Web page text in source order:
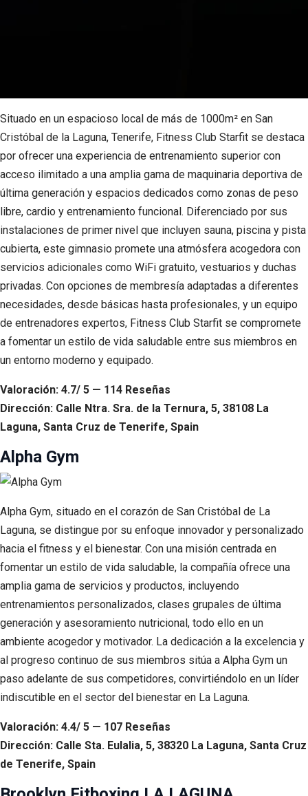
Situado en un espacioso local de más de 1000m² en San
Cristóbal de la Laguna, Tenerife, Fitness Club Starfit se destaca
por ofrecer una experiencia de entrenamiento superior con
acceso ilimitado a una amplia gama de maquinaria deportiva de
última generación y espacios dedicados como zonas de peso
libre, cardio y entrenamiento funcional. Diferenciado por sus
instalaciones de primer nivel que incluyen sauna, piscina y pista
cubierta, este gimnasio promete una atmósfera acogedora con
servicios adicionales como WiFi gratuito, vestuarios y duchas
privadas. Con opciones de membresía adaptadas a diferentes
necesidades, desde básicas hasta profesionales, y un equipo
de entrenadores expertos, Fitness Club Starfit se compromete
a fomentar un estilo de vida saludable entre sus miembros en
un entorno moderno y equipado.
Valoración: 4.7/ 5 — 114 Reseñas
Dirección: Calle Ntra. Sra. de la Ternura, 5, 38108 La
Laguna, Santa Cruz de Tenerife, Spain
Alpha Gym
Alpha Gym, situado en el corazón de San Cristóbal de La
Laguna, se distingue por su enfoque innovador y personalizado
hacia el fitness y el bienestar. Con una misión centrada en
fomentar un estilo de vida saludable, la compañía ofrece una
amplia gama de servicios y productos, incluyendo
entrenamientos personalizados, clases grupales de última
generación y asesoramiento nutricional, todo ello en un
ambiente acogedor y motivador. La dedicación a la excelencia y
al progreso continuo de sus miembros sitúa a Alpha Gym un
paso adelante de sus competidores, convirtiéndolo en un líder
indiscutible en el sector del bienestar en La Laguna.
Valoración: 4.4/ 5 — 107 Reseñas
Dirección: Calle Sta. Eulalia, 5, 38320 La Laguna, Santa Cruz
de Tenerife, Spain